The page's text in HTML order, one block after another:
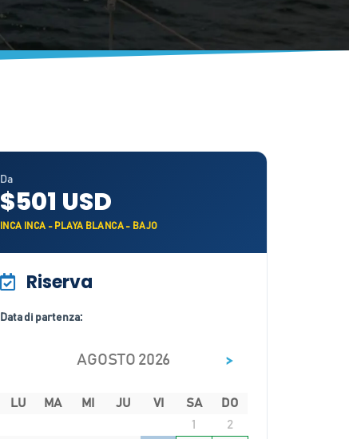
Da
$501 USD
INCA INCA - PLAYA BLANCA - BAJO
Riserva
Data di partenza:
AGOSTO 2026 >
LU MA MI JU VI SA
DO
1
2